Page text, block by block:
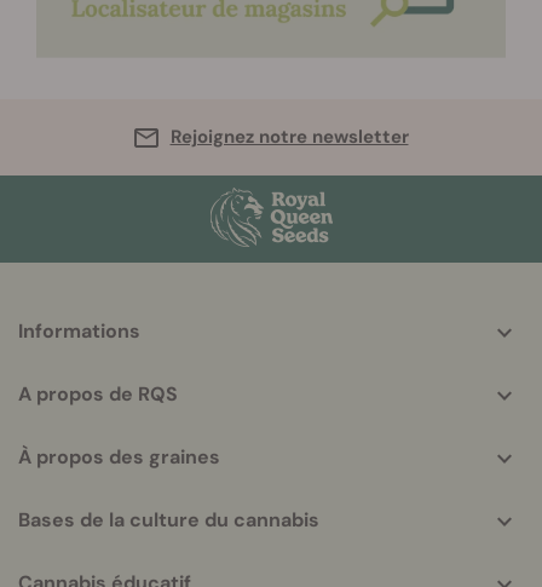
Rejoignez notre newsletter
helpful
Informations
A propos de RQS
À propos des graines
Bases de la culture du cannabis